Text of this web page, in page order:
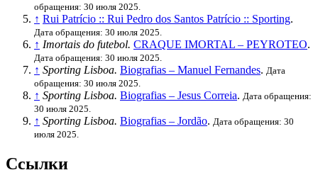
обращения: 30 июля 2025.
↑ Rui Patrício :: Rui Pedro dos Santos Patrício :: Sporting.
Дата обращения: 30 июля 2025.
↑ Imortais do futebol. CRAQUE IMORTAL – PEYROTEO.
Дата обращения: 30 июля 2025.
↑ Sporting Lisboa. Biografias – Manuel Fernandes. Дата
обращения: 30 июля 2025.
↑ Sporting Lisboa. Biografias – Jesus Correia. Дата обращения:
30 июля 2025.
↑ Sporting Lisboa. Biografias – Jordão. Дата обращения: 30
июля 2025.
Ссылки